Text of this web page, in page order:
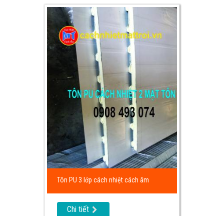
Tôn PU 3 lớp cách nhiệt cách âm
Chi tiết